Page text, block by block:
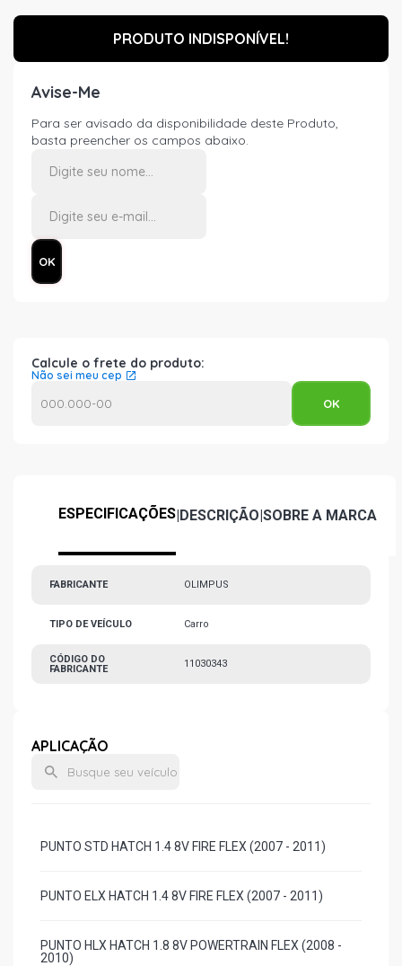
PRODUTO INDISPONÍVEL!
Avise-Me
Para ser avisado da disponibilidade deste Produto,
basta preencher os campos abaixo.
Calcule o frete do produto:
Não sei meu cep
ESPECIFICAÇÕES|DESCRIÇÃO|SOBRE A MARCA
FABRICANTE OLIMPUS
TIPO DE VEÍCULO Carro
CÓDIGO DO
FABRICANTE
11030343
APLICAÇÃO
PUNTO STD HATCH 1.4 8V FIRE FLEX (2007 - 2011)
PUNTO ELX HATCH 1.4 8V FIRE FLEX (2007 - 2011)
PUNTO HLX HATCH 1.8 8V POWERTRAIN FLEX (2008 -
2010)